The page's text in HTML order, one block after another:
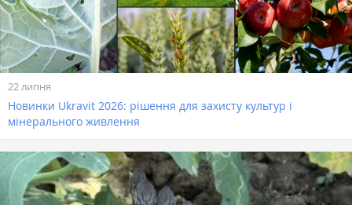
22 липня
Новинки Ukravit 2026: рішення для захисту культур і
мінерального живлення